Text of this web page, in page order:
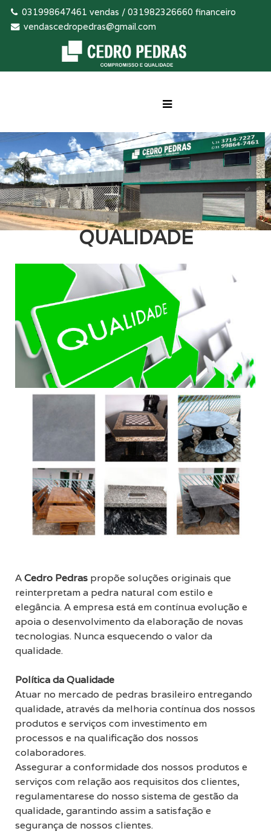
031998647461 vendas / 031982326660 financeiro
vendascedropedras@gmail.com
QUALIDADE
ACedro Pedras propõe soluções originais que
reinterpretam a pedra natural com estilo e
elegância. A empresa está em contínua evolução e
apoia o desenvolvimento da elaboração de novas
tecnologias. Nunca esquecendo o valor da
qualidade.
Política da Qualidade
Atuar no mercado de pedras brasileiro entregando
qualidade, através da melhoria contínua dos nossos
produtos e serviços com investimento em
processos e na qualificação dos nossos
colaboradores.
Assegurar a conformidade dos nossos produtos e
serviços com relação aos requisitos dos clientes,
regulamentarese do nosso sistema de gestão da
qualidade, garantindo assim a satisfação e
segurança de nossos clientes.